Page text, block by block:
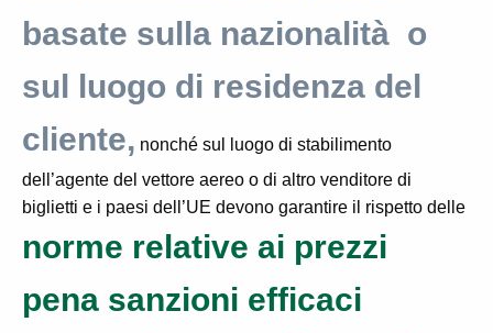
basate sulla nazionalità o
sul luogo di residenza del
cliente, nonché sul luogo di stabilimento
dell’agente del vettore aereo o di altro venditore di
biglietti e i paesi dell’UE devono garantire il rispetto delle
norme relative ai prezzi
pena sanzioni efficaci